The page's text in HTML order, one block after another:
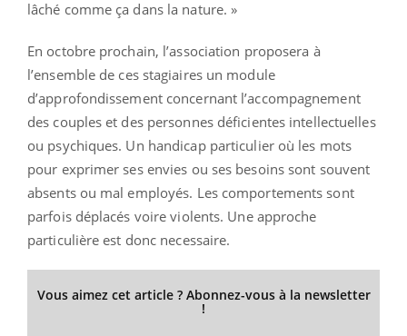
lâché comme ça dans la nature. »
En octobre prochain, l’association proposera à
l’ensemble de ces stagiaires un module
d’approfondissement concernant l’accompagnement
des couples et des personnes déficientes intellectuelles
ou psychiques. Un handicap particulier où les mots
pour exprimer ses envies ou ses besoins sont souvent
absents ou mal employés. Les comportements sont
parfois déplacés voire violents. Une approche
particulière est donc necessaire.
Vous aimez cet article ? Abonnez-vous à la newsletter
!